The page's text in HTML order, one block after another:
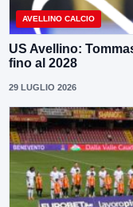
AVELLINO CALCIO
US Avellino:
fino al 2028
29 LUGLIO 2026